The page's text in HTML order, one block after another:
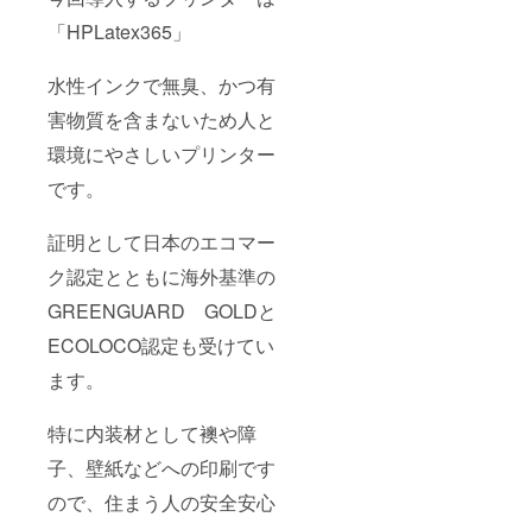
「HPLatex365」
水性インクで無臭、かつ有
害物質を含まないため人と
環境にやさしいプリンター
です。
証明として日本のエコマー
ク認定とともに海外基準の
GREENGUARD GOLDと
ECOLOCO認定も受けてい
ます。
特に内装材として襖や障
子、壁紙などへの印刷です
ので、住まう人の安全安心